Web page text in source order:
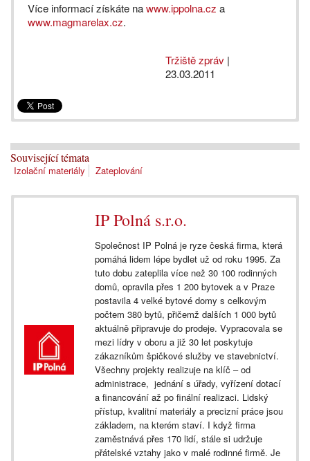
Více informací získáte nawww.ippolna.cz a
www.magmarelax.cz.
Tržiště zpráv |
23.03.2011
Související témata
Izolační materiály Zateplování
IP Polná s.r.o.
Společnost IP Polná je ryze česká firma, která
pomáhá lidem lépe bydlet už od roku 1995. Za
tuto dobu zateplila více než 30 100 rodinných
domů, opravila přes 1 200 bytovek a v Praze
postavila 4 velké bytové domy s celkovým
počtem 380 bytů, přičemž dalších 1 000 bytů
aktuálně připravuje do prodeje. Vypracovala se
mezi lídry v oboru a již 30 let poskytuje
zákazníkům špičkové služby ve stavebnictví.
Všechny projekty realizuje na klíč – od
administrace, jednání s úřady, vyřízení dotací
a financování až po finální realizaci. Lidský
přístup, kvalitní materiály a precizní práce jsou
základem, na kterém staví. I když firma
zaměstnává přes 170 lidí, stále si udržuje
přátelské vztahy jako v malé rodinné firmě. Je